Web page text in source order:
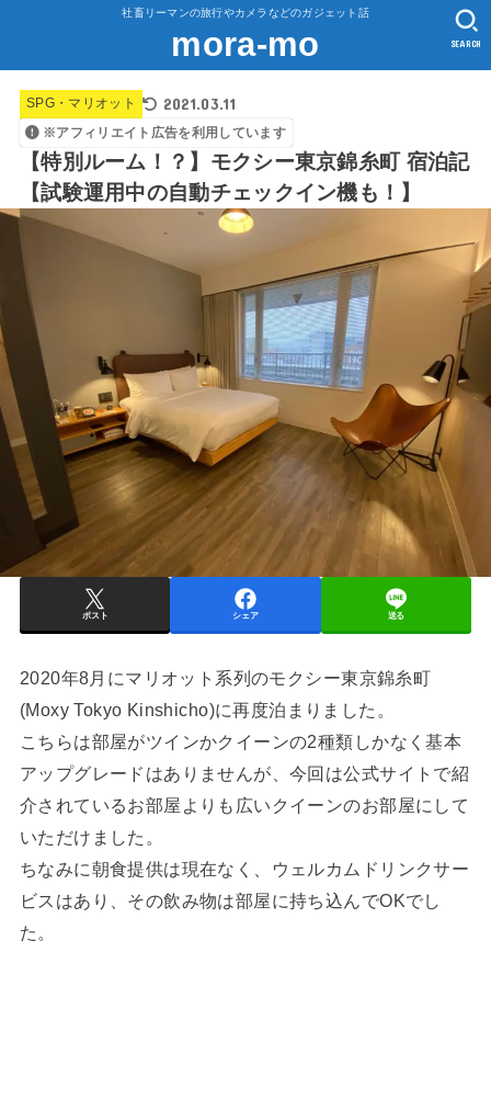
社畜リーマンの旅行やカメラなどのガジェット話
mora-mo SEARCH
SPG・マリオット 2021.03.11
※アフィリエイト広告を利用しています
【特別ルーム！？】モクシー東京錦糸町 宿泊記
【試験運用中の自動チェックイン機も！】
ポスト シェア 送る
2020年8月にマリオット系列のモクシー東京錦糸町
(Moxy Tokyo Kinshicho)に再度泊まりました。
こちらは部屋がツインかクイーンの2種類しかなく基本
アップグレードはありませんが、今回は公式サイトで紹
介されているお部屋よりも広いクイーンのお部屋にして
いただけました。
ちなみに朝食提供は現在なく、ウェルカムドリンクサー
ビスはあり、その飲み物は部屋に持ち込んでOKでし
た。